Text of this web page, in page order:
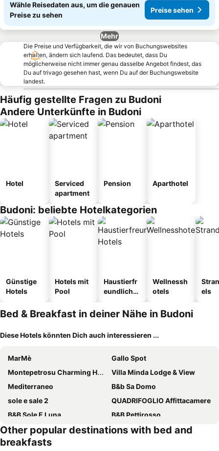
Wähle Reisedaten aus, um die genauen
Preise zu sehen
Preise sehen
Mehr
Die Preise und Verfügbarkeit, die wir von Buchungswebsites
erhalten, ändern sich laufend. Das bedeutet, dass Du
möglicherweise nicht immer genau dasselbe Angebot findest, das
Du auf trivago gesehen hast, wenn Du auf der Buchungswebsite
landest.
Häufig gestellte Fragen zu Budoni
Andere Unterkünfte in Budoni
Hotel
Serviced
apartment
Pension Aparthotel
Budoni: beliebte Hotelkategorien
Günstige
Hotels
Hotels mit
Pool
Haustierfr
eundliche
Wellnessh
otels
els
Bed & Breakfast in deiner Nähe in Budoni
Diese Hotels könnten Dich auch interessieren ...
MarMè
Gallo Spot
Montepetrosu Charming House
Villa Minda Lodge & View
Mediterraneo
B&b Sa Domo
sole e sale 2
QUADRIFOGLIO Affittacamere
B&B Sole E Luna
B&B Pettirosso
Li Piri
Le Spiagge Di San Teo
Il Giardino Di Daniela
Other popular destinations with bed and
breakfasts